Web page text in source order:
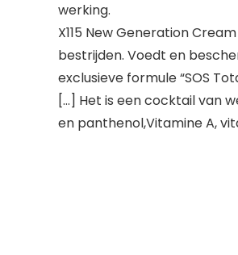
werking.
X115 New Generation
bestrijden. Voedt en
exclusieve formule “SOS
[…] Het is een cocktail van
en panthenol,Vitamine A,